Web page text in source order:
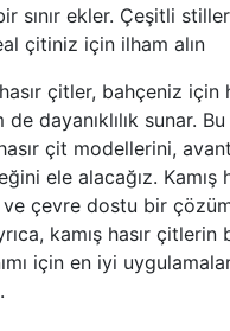
sınır ekler. Çeşitli
çitiniz için ilham alın
çitler, bahçeniz
dayanıklılık sunar.
çit modellerini,
ele alacağız. Kamış
çevre dostu bir
kamış hasır çitlerin
için en iyi